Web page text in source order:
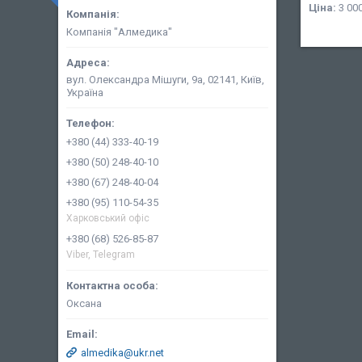
Ціна: 3
Компанія "Алмедика"
вул. Олександра Мішуги, 9а, 02141, Київ,
Україна
+380 (44) 333-40-19
+380 (50) 248-40-10
+380 (67) 248-40-04
+380 (95) 110-54-35
Харковський офіс
+380 (68) 526-85-87
Viber, Telegram
Оксана
almedika@ukr.net